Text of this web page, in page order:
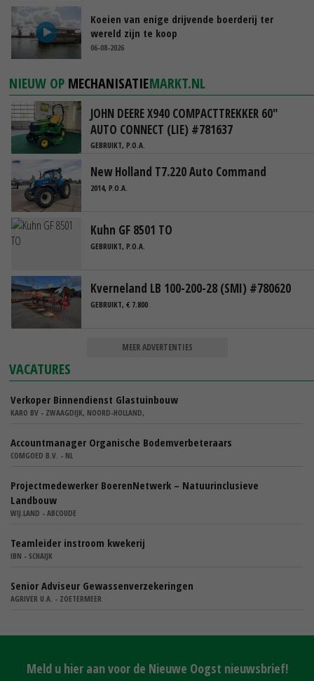
Koeien van enige drijvende boerderij ter
wereld zijn te koop
06-08-2026
NIEUW OP MECHANISATIEMARKT.NL
JOHN DEERE X940 COMPACTTREKKER 60"
AUTO CONNECT (LIE) #781637
GEBRUIKT, P.O.A.
New Holland T7.220 Auto Command
2014, P.O.A.
Kuhn GF 8501 TO
GEBRUIKT, P.O.A.
Kverneland LB 100-200-28 (SMI) #780620
GEBRUIKT, € 7.800
MEER ADVERTENTIES
VACATURES
Verkoper Binnendienst Glastuinbouw
KARO BV - ZWAAGDIJK, NOORD-HOLLAND,
Accountmanager Organische Bodemverbeteraars
COMGOED B.V. - NL
Projectmedewerker BoerenNetwerk – Natuurinclusieve
Landbouw
WIJ.LAND - ABCOUDE
Teamleider instroom kwekerij
IBN - SCHAIJK
Senior Adviseur Gewassenverzekeringen
AGRIVER U.A. - ZOETERMEER
Meld u hier aan voor de Nieuwe Oogst nieuwsbrief!